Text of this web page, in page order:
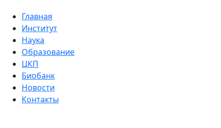
Главная
Институт
Наука
Образование
ЦКП
Биобанк
Новости
Контакты